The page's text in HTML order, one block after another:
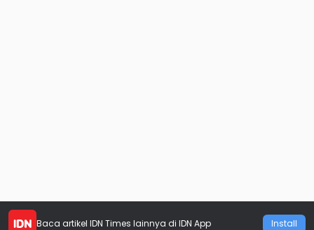
Baca artikel IDN Times lainnya di IDN App Install